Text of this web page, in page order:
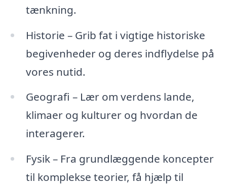
tænkning.
Historie – Grib fat i vigtige historiske
begivenheder og deres indflydelse på
vores nutid.
Geografi – Lær om verdens lande,
klimaer og kulturer og hvordan de
interagerer.
Fysik – Fra grundlæggende koncepter
til komplekse teorier, få hjælp til